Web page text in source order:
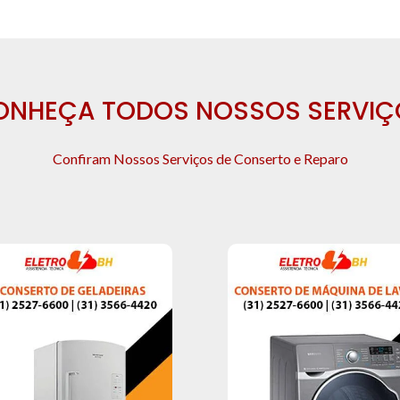
TODOS NOSSOS
Confiram Nossos Serviços de Conserto e Reparo